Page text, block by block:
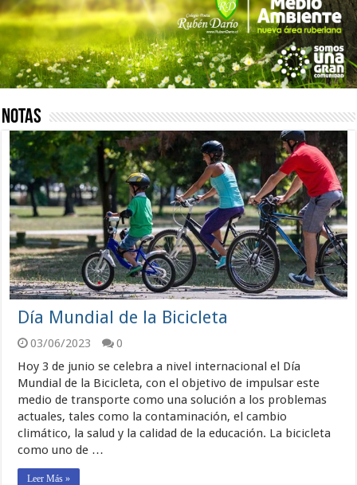
Notas
Día Mundial de la Bicicleta
03/06/2023
0
Hoy 3 de junio se celebra a nivel internacional el Día
Mundial de la Bicicleta, con el objetivo de impulsar este
medio de transporte como una solución a los problemas
actuales, tales como la contaminación, el cambio
climático, la salud y la calidad de la educación. La bicicleta
como uno de …
Leer Más »